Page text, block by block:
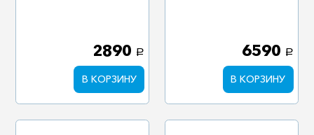
2890 a
В КОРЗИНУ
6590 a
В КОРЗИНУ